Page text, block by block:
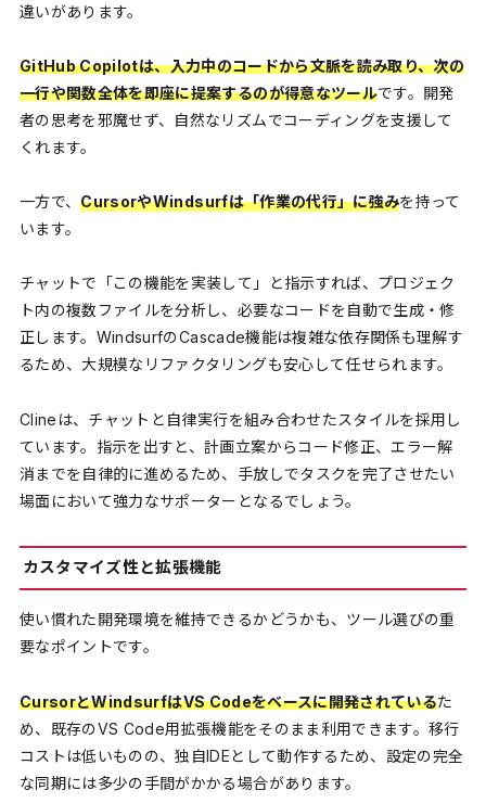
違いがあります。
GitHub Copilotは、入力中のコードから文脈を読み取り、次の
一行や関数全体を即座に提案するのが得意なツールです。開発
者の思考を邪魔せず、自然なリズムでコーディングを支援して
くれます。
一方で、CursorやWindsurfは「作業の代行」に強みを持って
います。
チャットで「この機能を実装して」と指示すれば、プロジェク
ト内の複数ファイルを分析し、必要なコードを自動で生成・修
正します。WindsurfのCascade機能は複雑な依存関係も理解す
るため、大規模なリファクタリングも安心して任せられます。
Clineは、チャットと自律実行を組み合わせたスタイルを採用し
ています。指示を出すと、計画立案からコード修正、エラー解
消までを自律的に進めるため、手放しでタスクを完了させたい
場面において強力なサポーターとなるでしょう。
カスタマイズ性と拡張機能
使い慣れた開発環境を維持できるかどうかも、ツール選びの重
要なポイントです。
CursorとWindsurfはVS Codeをベースに開発されているた
め、既存のVS Code用拡張機能をそのまま利用できます。移行
コストは低いものの、独自IDEとして動作するため、設定の完全
な同期には多少の手間がかかる場合があります。